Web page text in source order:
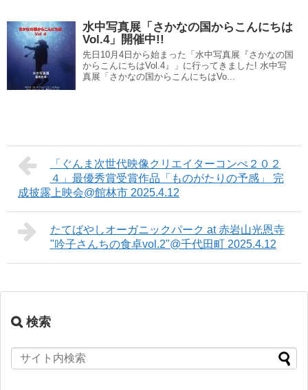
水中写真展「さかなの国からこんにちは
Vol.4」開催中!!
先日10月4日から始まった「水中写真展『さかなの国
からこんにちはVol.4』」に行ってきました! 水中写
真展「さかなの国からこんにちはVo...
「ぐんま次世代映像クリエイターコンぺ２０２
４」最優秀賞受賞作品「ものがたりの予感」 完
成披露上映会@館林市 2025.4.12
たてばやしオーガニックパーク at 赤岩山光恩寺
"吟子さんちの食卓vol.2"@千代田町 2025.4.12
検索